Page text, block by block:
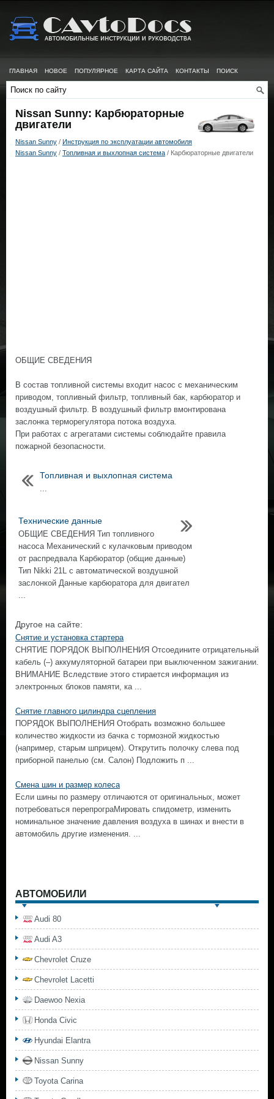
ГЛАВНАЯ НОВОЕ ПОПУЛЯРНОЕ КАРТА САЙТА КОНТАКТЫ ПОИСК
Nissan Sunny: Карбюраторные
двигатели
Nissan Sunny / Инструкция по эксплуатации автомобиля
Nissan Sunny / Топливная и выхлопная система / Карбюраторные двигатели
ОБЩИЕ СВЕДЕНИЯ
В состав топливной системы входит насос с механическим
приводом, топливный фильтр, топливный бак, карбюратор и
воздушный фильтр. В воздушный фильтр вмонтирована
заслонка терморегулятора потока воздуха.
При работах с агрегатами системы соблюдайте правила
пожарной безопасности.
Топливная и выхлопная система
...
Технические данные
ОБЩИЕ СВЕДЕНИЯ Тип топливного
насоса Механический с кулачковым приводом
от распредвала Карбюратор (общие данные)
Тип Nikki 21L с автоматической воздушной
заслонкой Данные карбюратора для двигател
...
Другое на сайте:
Снятие и установка стартера
СНЯТИЕ ПОРЯДОК ВЫПОЛНЕНИЯ Отсоедините отрицательный
кабель (–) аккумуляторной батареи при выключенном зажигании.
ВНИМАНИЕ Вследствие этого стирается информация из
электронных блоков памяти, ка ...
Снятие главного цилиндра сцепления
ПОРЯДОК ВЫПОЛНЕНИЯ Отобрать возможно большее
количество жидкости из бачка с тормозной жидкостью
(например, старым шприцем). Открутить полочку слева под
приборной панелью (см. Салон) Подложить п ...
Смена шин и размер колеса
Если шины по размеру отличаются от оригинальных, может
потребоваться перепрограМировать спидометр, изменить
номинальное значение давления воздуха в шинах и внести в
автомобиль другие изменения. ...
АВТОМОБИЛИ
Audi 80
Audi A3
Chevrolet Cruze
Chevrolet Lacetti
Daewoo Nexia
Honda Civic
Hyundai Elantra
Nissan Sunny
Toyota Carina